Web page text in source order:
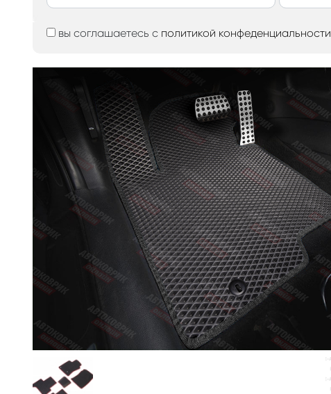
вы соглашаетесь с политикой конфеденциальности